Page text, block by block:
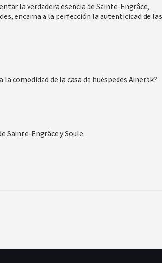
la verdadera esencia de Sainte-Engrâce,
encarna a la perfección la autenticidad de las
comodidad de la casa de huéspedes Ainerak?
Sainte-Engrâce y Soule.